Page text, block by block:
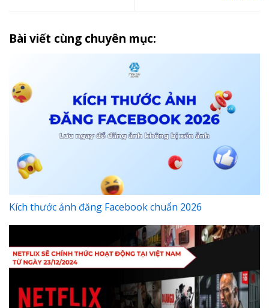
Bài viết cùng chuyên mục:
Kích thước ảnh đăng Facebook chuẩn 2026